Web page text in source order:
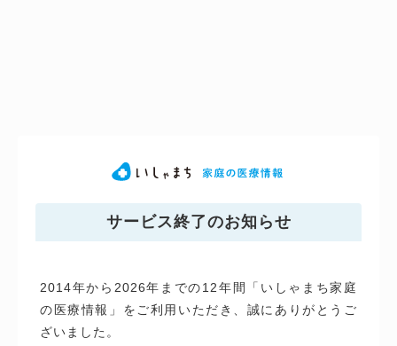
サービス終了のお知らせ
2014年から2026年までの12年間「いしゃまち家庭
の医療情報」をご利用いただき、誠にありがとうご
ざいました。